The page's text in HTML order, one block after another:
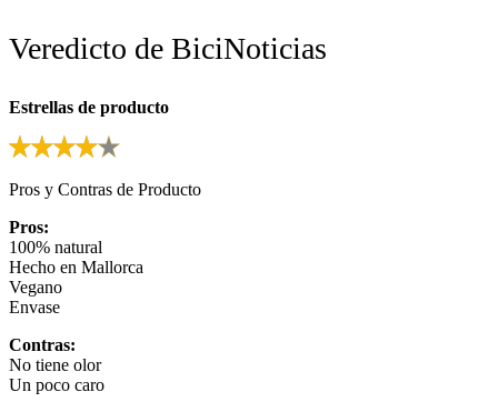
Veredicto de BiciNoticias
Estrellas de producto
Pros y Contras de Producto
Pros:
100% natural
Hecho en Mallorca
Vegano
Envase
Contras:
No tiene olor
Un poco caro